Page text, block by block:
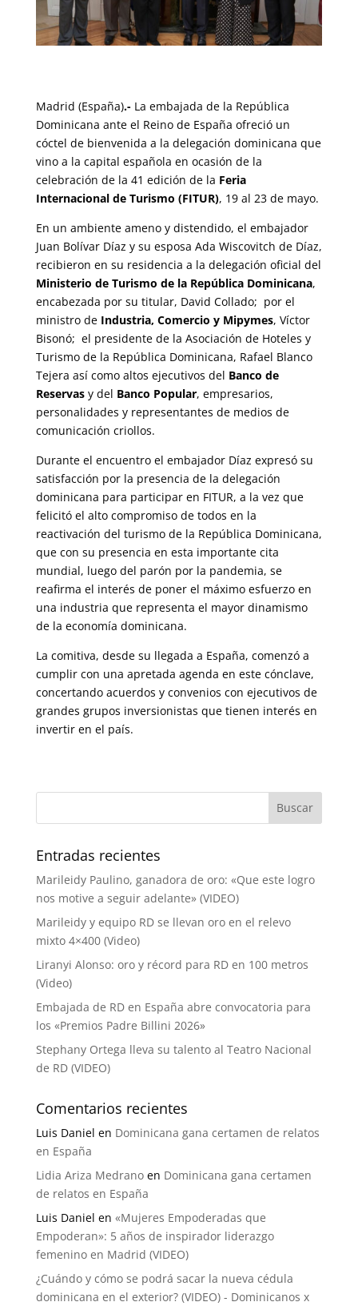
Madrid (España).- La embajada de la República
Dominicana ante el Reino de España ofreció un
cóctel de bienvenida a la delegación dominicana que
vino a la capital española en ocasión de la
celebración de la 41 edición de la Feria
Internacional de Turismo (FITUR), 19 al 23 de mayo.
En un ambiente ameno y distendido, el embajador
Juan Bolívar Díaz y su esposa Ada Wiscovitch de Díaz,
recibieron en su residencia a la delegación oficial del
Ministerio de Turismo de la República Dominicana,
encabezada por su titular, David Collado; por el
ministro de Industria, Comercio y Mipymes, Víctor
Bisonó; el presidente de la Asociación de Hoteles y
Turismo de la República Dominicana, Rafael Blanco
Tejera así como altos ejecutivos del Banco de
Reservasy del Banco Popular, empresarios,
personalidades y representantes de medios de
comunicación criollos.
Durante el encuentro el embajador Díaz expresó su
satisfacción por la presencia de la delegación
dominicana para participar en FITUR, a la vez que
felicitó el alto compromiso de todos en la
reactivación del turismo de la República Dominicana,
que con su presencia en esta importante cita
mundial, luego del parón por la pandemia, se
reafirma el interés de poner el máximo esfuerzo en
una industria que representa el mayor dinamismo
de la economía dominicana.
La comitiva, desde su llegada a España, comenzó a
cumplir con una apretada agenda en este cónclave,
concertando acuerdos y convenios con ejecutivos de
grandes grupos inversionistas que tienen interés en
invertir en el país.
Entradas recientes
Marileidy Paulino, ganadora de oro: «Que este logro
nos motive a seguir adelante» (VIDEO)
Marileidy y equipo RD se llevan oro en el relevo
mixto 4×400 (Video)
Liranyi Alonso: oro y récord para RD en 100 metros
(Video)
Embajada de RD en España abre convocatoria para
los «Premios Padre Billini 2026»
Stephany Ortega lleva su talento al Teatro Nacional
de RD (VIDEO)
Comentarios recientes
Luis Daniel en Dominicana gana certamen de relatos
en España
Lidia Ariza Medranoen Dominicana gana certamen
de relatos en España
Luis Daniel en «Mujeres Empoderadas que
Empoderan»: 5 años de inspirador liderazgo
femenino en Madrid (VIDEO)
¿Cuándo y cómo se podrá sacar la nueva cédula
dominicana en el exterior? (VIDEO) - Dominicanos x